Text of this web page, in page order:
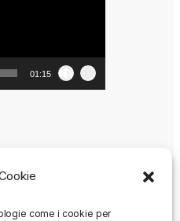
come i cookie per
01:15